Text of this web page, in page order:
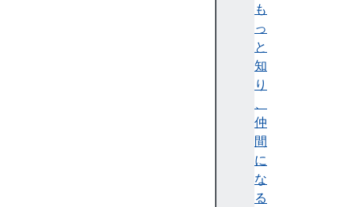
も
っ
と
知
り
、
仲
間
に
な
る